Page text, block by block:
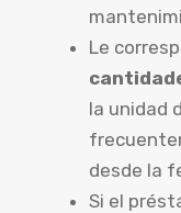
Le
la unidad
desde la
Si el